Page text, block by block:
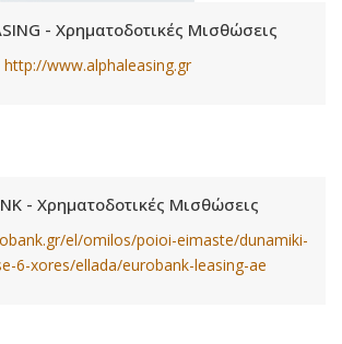
- Χρηματοδοτικές Μισθώσεις
http://www.alphaleasing.gr
- Χρηματοδοτικές Μισθώσεις
el/omilos/poioi-eimaste/dunamiki-
6-xores/ellada/eurobank-leasing-ae